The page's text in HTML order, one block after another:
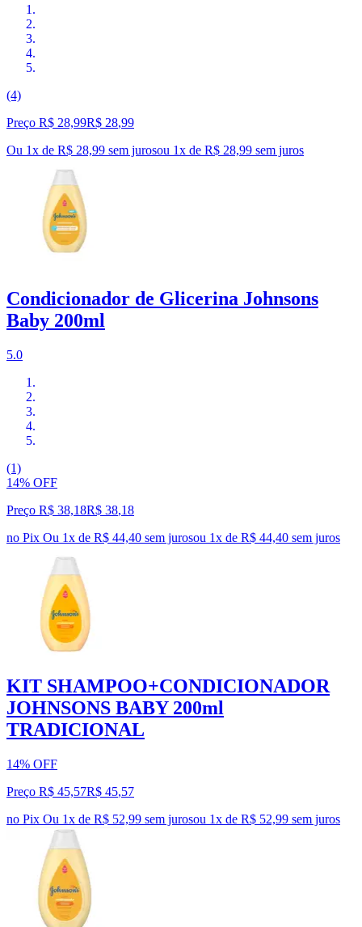
(4)
Preço R$ 28,99R$ 28,99
Ou 1x de R$ 28,99 sem jurosou 1x de R$ 28,99 sem juros
Condicionador de Glicerina Johnsons
Baby 200ml
5.0
(1)
14% OFF
Preço R$ 38,18R$ 38,18
no Pix Ou 1x de R$ 44,40 sem jurosou 1x de R$ 44,40 sem juros
KIT SHAMPOO+CONDICIONADOR
JOHNSONS BABY 200ml
TRADICIONAL
14% OFF
Preço R$ 45,57R$ 45,57
no Pix Ou 1x de R$ 52,99 sem jurosou 1x de R$ 52,99 sem juros